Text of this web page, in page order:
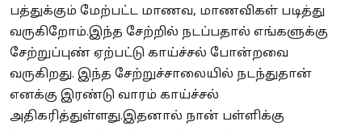
பத்துக்கும் மேற்பட்ட மாணவ, மாணவிகள் படித்து
வருகிறோம்.இந்த சேற்றில் நடப்பதால் எங்களுக்கு
சேற்றுப்புண் ஏற்பட்டு காய்ச்சல் போன்றவை
வருகிறது. இந்த சேற்றுச்சாலையில் நடந்துதான்
எனக்கு இரண்டு வாரம் காய்ச்சல்
அதிகரித்துள்ளது.இதனால் நான் பள்ளிக்கு